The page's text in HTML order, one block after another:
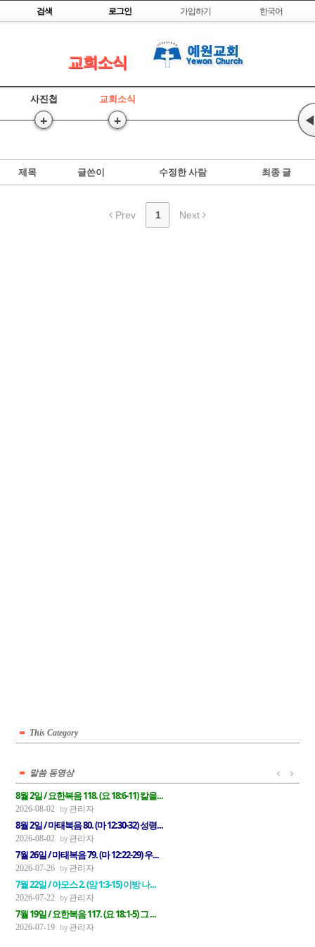
Skip to content
검색 로그인 가입하기 한국어
교회소식
사진첩
+
교회소식
+ ◀
제목 글쓴이 수정한 사람 최종 글
Prev 1 Next
This Category
말씀 동영상
8월 2일 / 요한복음 118. (요 18:6-11) 칼을...
2026-08-02 관리자
8월 2일 / 마태복음 80. (마 12:30-32) 성령...
2026-08-02 관리자
7월 26일 / 마태복음 79. (마 12:22-29) 우...
2026-07-26 관리자
7월 22일 / 아모스 2. (암 1:3-15) 이방 나...
2026-07-22 관리자
7월 19일 / 요한복음 117. (요 18:1-5) 그 ...
2026-07-19 관리자